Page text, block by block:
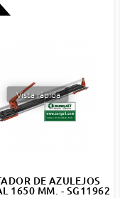
Vista rápida
DE AZULEJOS
1650 MM. - SG11962